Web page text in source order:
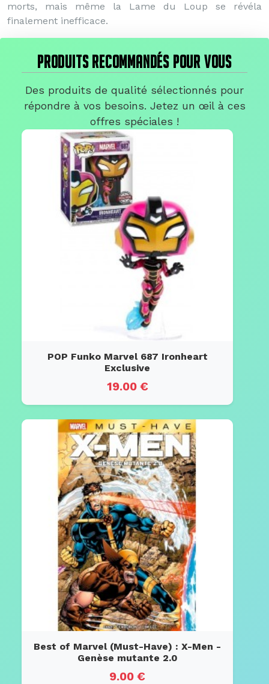
morts, mais même la Lame du Loup se révéla
finalement inefficace.
PRODUITS RECOMMANDÉS POUR VOUS
Des produits de qualité sélectionnés pour
répondre à vos besoins. Jetez un œil à ces
offres spéciales !
POP Funko Marvel 687 Ironheart
Exclusive
19.00 €
Best of Marvel (Must-Have) : X-Men -
Genèse mutante 2.0
9.00 €